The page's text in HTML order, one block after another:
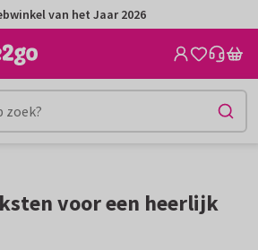
van het Jaar 2026
voor een heerlijk